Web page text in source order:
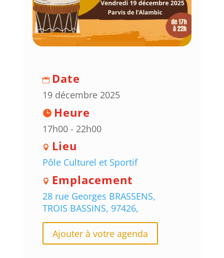
Date
19 décembre 2025
Heure
17h00 - 22h00
Lieu
Pôle Culturel et Sportif
Emplacement
28 rue Georges BRASSENS,
TROIS BASSINS, 97426,
Ajouter à votre agenda